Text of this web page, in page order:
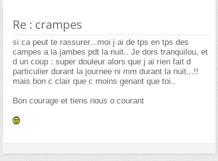
Re : crampes
si ca peut te rassurer...moi j ai de tps en tps des
campes a la jambes pdt la nuit.. Je dors tranquilou, et
d un coup : super douleur alors que j ai rien fait d
particulier durant la journee ni mm durant la nuit...!!
mais bon c clair que c moins genant que toi..
Bon courage et tiens nous o courant